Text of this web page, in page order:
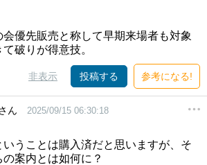
優先販売と称して早期来場者も対象
破りが得意技。
非表示 投稿する 参考になる!
ん 2025/09/15 06:30:18
うことは購入済だと思いますが、そ
案内とは如何に？